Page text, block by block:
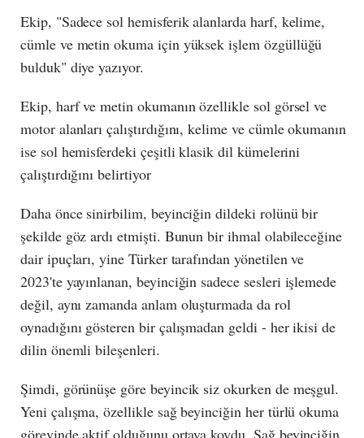
Ekip, "Sadece sol hemisferik alanlarda harf, kelime,
cümle ve metin okuma için yüksek işlem özgüllüğü
bulduk" diye yazıyor.
Ekip, harf ve metin okumanın özellikle sol görsel ve
motor alanları çalıştırdığını, kelime ve cümle okumanın
ise sol hemisferdeki çeşitli klasik dil kümelerini
çalıştırdığını belirtiyor
Daha önce sinirbilim, beyinciğin dildeki rolünü bir
şekilde göz ardı etmişti. Bunun bir ihmal olabileceğine
dair ipuçları, yine Türker tarafından yönetilen ve
2023'te yayınlanan, beyinciğin sadece sesleri işlemede
değil, aynı zamanda anlam oluşturmada da rol
oynadığını gösteren bir çalışmadan geldi - her ikisi de
dilin önemli bileşenleri.
Şimdi, görünüşe göre beyincik siz okurken de meşgul.
Yeni çalışma, özellikle sağ beyinciğin her türlü okuma
görevinde aktif olduğunu ortaya koydu. Sağ beyinciğin